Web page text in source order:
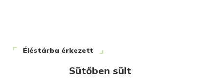
Éléstárba érkezett
Sütőben sült